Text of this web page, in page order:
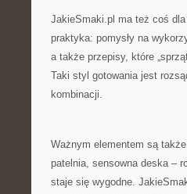
JakieSmaki.pl ma też coś
praktyka: pomysły na
a także przepisy, które
Taki styl gotowania jest
kombinacji.
Ważnym elementem są
patelnia, sensowna deska –
staje się wygodne.